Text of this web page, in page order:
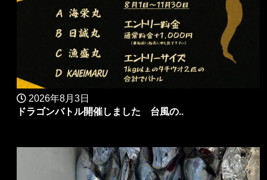
2026年8月3日
ドラゴンバトル開催しました 台風の..